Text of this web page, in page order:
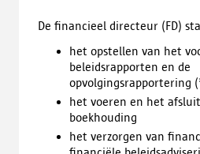
De financieel directeur (FD)
het opstellen van het
beleidsrapporten en de
opvolgingsrapportering
het voeren en het
boekhouding
het verzorgen van